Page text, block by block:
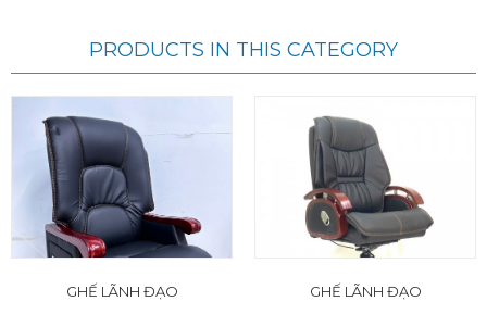
PRODUCTS IN THIS CATEGORY
GHẾ LÃNH ĐẠO GHẾ LÃNH ĐẠO